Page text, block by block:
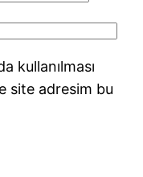
kullanılması
site adresim bu